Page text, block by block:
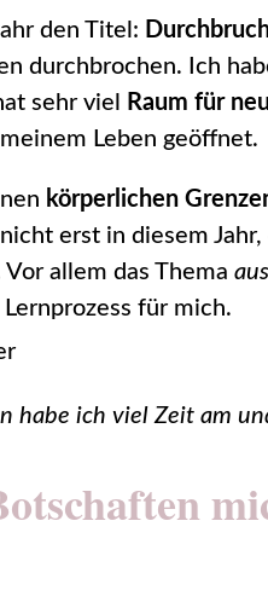
den Titel:
durchbrochen. Ich
sehr viel
Raum für
Leben geöffnet.
körperlichen
erst in diesem
allem das Thema
für mich.
habe ich viel Zeit am